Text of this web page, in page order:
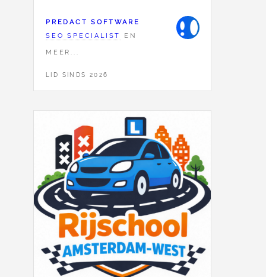
PREDACT SOFTWARE
SEO SPECIALIST
EN
MEER...
LID SINDS 2026